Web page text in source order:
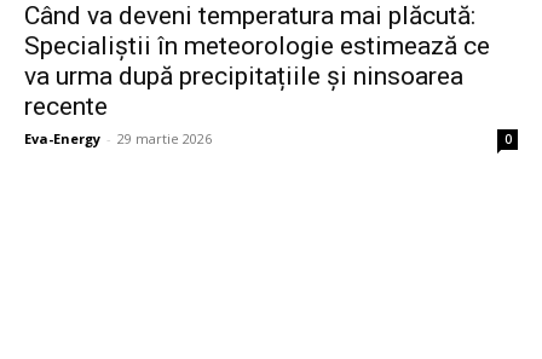
Când va deveni temperatura mai plăcută:
Specialiștii în meteorologie estimează ce
va urma după precipitațiile și ninsoarea
recente
Eva-Energy - 29 martie 2026 0